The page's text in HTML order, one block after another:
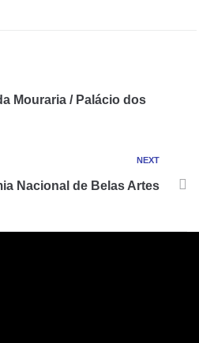
Mouraria / Palácio dos
NEXT
Nacional de Belas Artes